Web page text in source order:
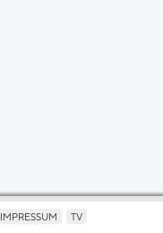
IMPRESSUM TV